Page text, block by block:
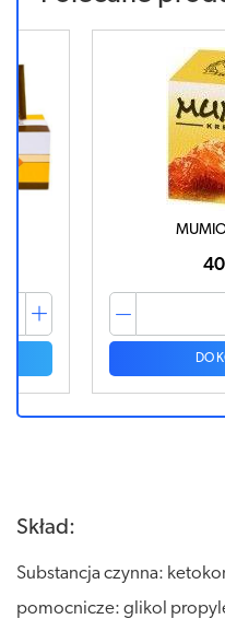
DO
Skład:
Substancja czynna:
pomocnicze: glikol